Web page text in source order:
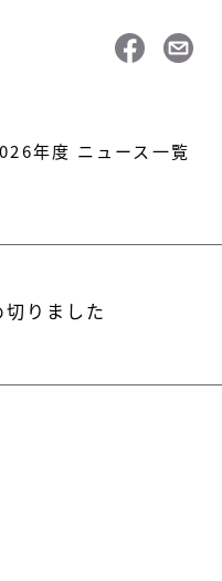
年度 ニュース一覧
りました